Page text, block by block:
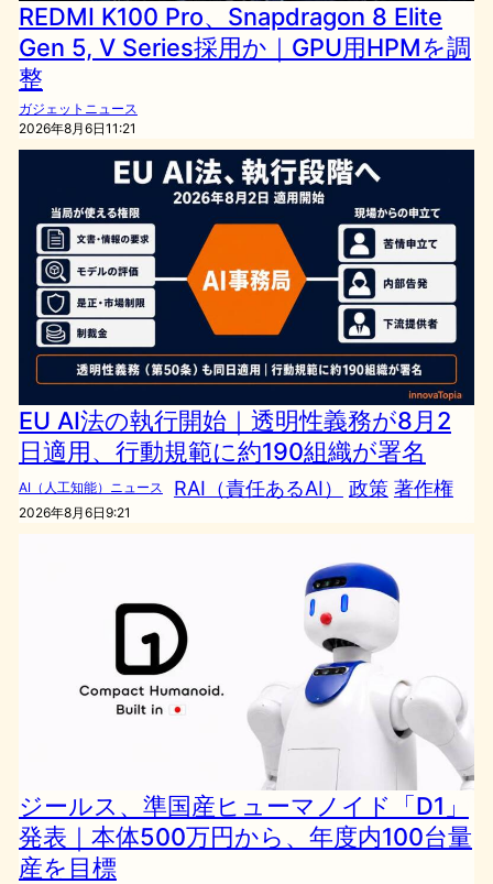
REDMI K100 Pro、Snapdragon 8 Elite
Gen 5, V Series採用か｜GPU用HPMを調
整
ガジェットニュース
2026年8月6日11:21
EU AI法の執行開始｜透明性義務が8月2
日適用、行動規範に約190組織が署名
AI（人工知能）ニュース RAI（責任あるAI） 政策 著作権
2026年8月6日9:21
ジールス、準国産ヒューマノイド「D1」
発表｜本体500万円から、年度内100台量
産を目標